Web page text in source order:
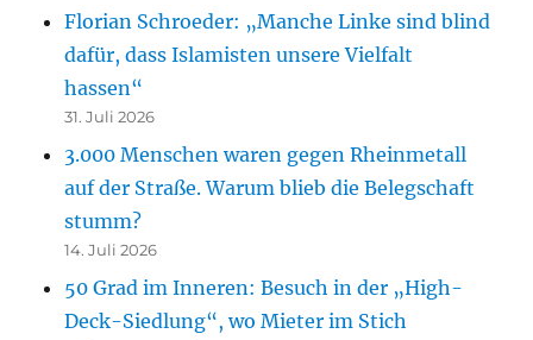
Florian Schroeder: „Manche Linke sind blind
dafür, dass Islamisten unsere Vielfalt
hassen“
31. Juli 2026
3.000 Menschen waren gegen Rheinmetall
auf der Straße. Warum blieb die Belegschaft
stumm?
14. Juli 2026
50 Grad im Inneren: Besuch in der „High-
Deck-Siedlung“, wo Mieter im Stich